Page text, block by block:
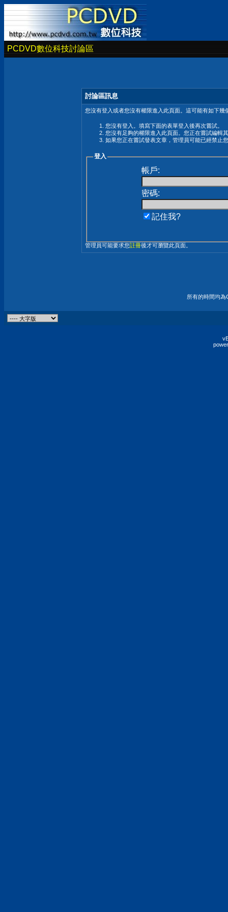
PCDVD數位科技討論區
討論區訊息
您沒有登入或者您沒有權限進入此頁面。這可能有如下幾
您沒有登入。填寫下面的表單登入後再次嘗試。
您沒有足夠的權限進入此頁面。您正在嘗試編輯
如果您正在嘗試發表文章，管理員可能已經禁止
登入
帳戶:
密碼:
記住我?
管理員可能要求您註冊後才可瀏覽此頁面。
所有的時間均為